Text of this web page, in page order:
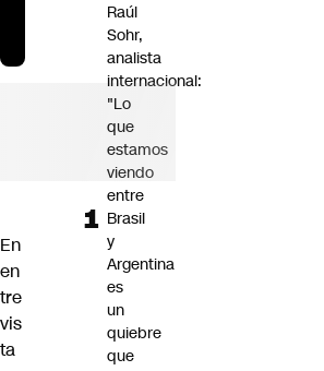
En
en
tre
vis
ta
Raúl
Sohr,
analista
internacional:
"Lo
que
estamos
viendo
entre
Brasil
y
Argentina
es
un
quiebre
que